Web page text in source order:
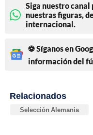
Siga nuestro
nuestras figuras,
internacional.
⚽ Síganos en
información del
Relacionados
Selección Alemania